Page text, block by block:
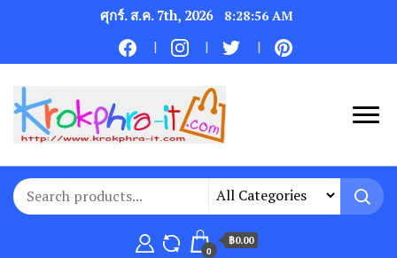
ศุกร์. ส.ค. 7th, 2026 8:28:56 AM
0
฿0.00